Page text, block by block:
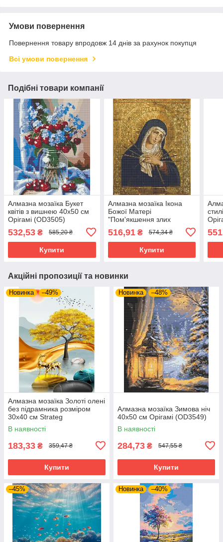
Умови повернення
Повернення товару впродовж 14 днів за рахунок покупця
Всі умови повернення
Подібні товари компанії
Алмазна мозаїка Букет
квітів з вишнею 40х50 см
Орігамі (OD3505)
532,53 ₴ 585,20 ₴
Купити
Алмазна мозаїка Ікона
Божої Матері
"Пом'якшення злих
сердець" 40х50 см Орігамі
(OD3434)
516,91₴ 574,34 ₴
Купити
Акційні пропозиції та новинки
Новинка –49%
Алмазна мозаїка Золоті олені
без підрамника розміром
30х40 см Strateg
(JSDF82144)
В наявності
183,33 ₴ 359,47 ₴
Купити
Новинка –48%
Алмазна мозаїка Зимова ніч
40x50 см Орігамі (OD3549)
В наявності
284,73 ₴ 547,55 ₴
Купити
–45% Новинка –40%